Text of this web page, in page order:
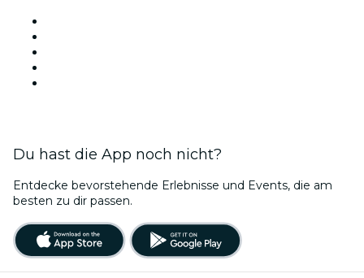
Du hast die App noch nicht?
Entdecke bevorstehende Erlebnisse und Events, die am
besten zu dir passen.